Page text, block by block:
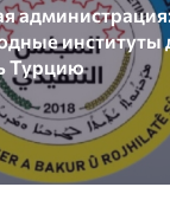
Турцию